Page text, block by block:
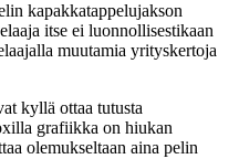
kapakkatappelujakson
itse ei luonnollisestikaan
muutamia yrityskertoja
kyllä ottaa tutusta
grafiikka on hiukan
olemukseltaan aina pelin